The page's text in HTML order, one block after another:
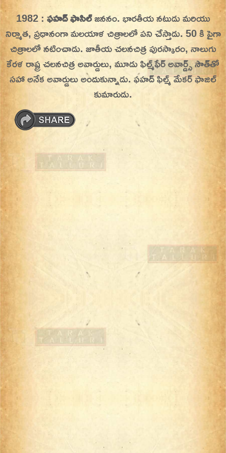
Skip
to
content
On This Day
Today in History | On This Day | This Day in
History | Today in India | What Happened
Today in India | Charitralo eroju | charitra lo
eroju |
1982 :ఫహద్ ఫాసిల్జననం. భారతీయ నటుడు మరియు
నిర్మాత, ప్రధానంగా మలయాళ చిత్రాలలో పని చేస్తాడు. 50 కి పైగా
చిత్రాలలో నటించాడు. జాతీయ చలనచిత్ర పురస్కారం, నాలుగు
కేరళ రాష్ట్ర చలనచిత్ర అవార్డులు, మూడు ఫిల్మ్‌ఫేర్ అవార్డ్స్ సౌత్‌తో
సహా అనేక అవార్డులు అందుకున్నాడు. ఫహద్ ఫిల్మ్ మేకర్ ఫాజిల్
కుమారుడు.